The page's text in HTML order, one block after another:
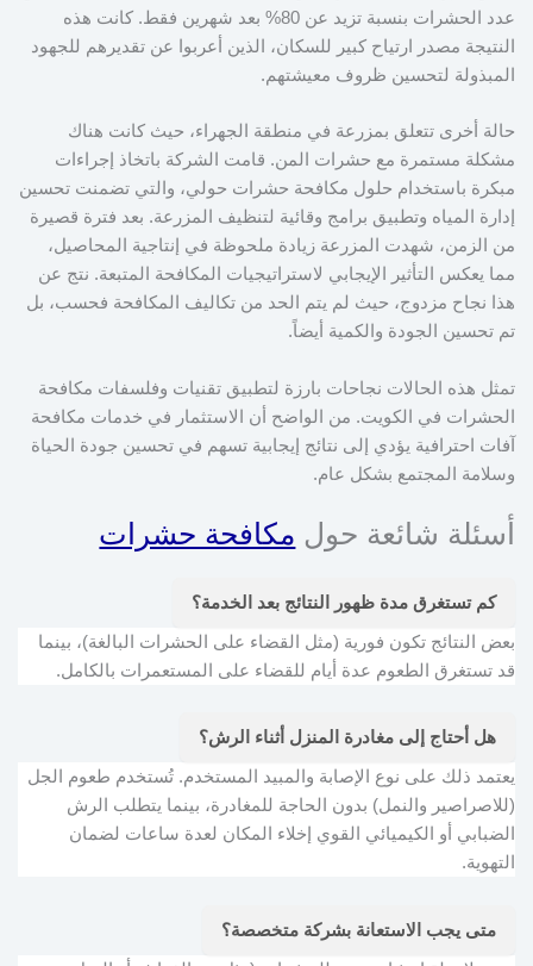
عدد الحشرات بنسبة تزيد عن 80% بعد شهرين فقط. كانت هذه
النتيجة مصدر ارتياح كبير للسكان، الذين أعربوا عن تقديرهم للجهود
المبذولة لتحسين ظروف معيشتهم.
حالة أخرى تتعلق بمزرعة في منطقة الجهراء، حيث كانت هناك
مشكلة مستمرة مع حشرات المن. قامت الشركة باتخاذ إجراءات
مبكرة باستخدام حلول مكافحة حشرات حولي، والتي تضمنت تحسين
إدارة المياه وتطبيق برامج وقائية لتنظيف المزرعة. بعد فترة قصيرة
من الزمن، شهدت المزرعة زيادة ملحوظة في إنتاجية المحاصيل،
مما يعكس التأثير الإيجابي لاستراتيجيات المكافحة المتبعة. نتج عن
هذا نجاح مزدوج، حيث لم يتم الحد من تكاليف المكافحة فحسب، بل
تم تحسين الجودة والكمية أيضاً.
تمثل هذه الحالات نجاحات بارزة لتطبيق تقنيات وفلسفات مكافحة
الحشرات في الكويت. من الواضح أن الاستثمار في خدمات مكافحة
آفات احترافية يؤدي إلى نتائج إيجابية تسهم في تحسين جودة الحياة
وسلامة المجتمع بشكل عام.
أسئلة شائعة حول مكافحة حشرات
كم تستغرق مدة ظهور النتائج بعد الخدمة؟
بعض النتائج تكون فورية (مثل القضاء على الحشرات البالغة)، بينما
قد تستغرق الطعوم عدة أيام للقضاء على المستعمرات بالكامل.
هل أحتاج إلى مغادرة المنزل أثناء الرش؟
يعتمد ذلك على نوع الإصابة والمبيد المستخدم. تُستخدم طعوم الجل
(للاصراصير والنمل) بدون الحاجة للمغادرة، بينما يتطلب الرش
الضبابي أو الكيميائي القوي إخلاء المكان لعدة ساعات لضمان
التهوية.
متى يجب الاستعانة بشركة متخصصة؟